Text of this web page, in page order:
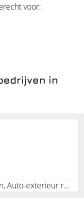
voor:
in
Auto poetsen, Auto-interieur reinigen, Auto-exterieur reinigen, Geconsigneerd auto reinigen, APK, Autobanden, Motorblok, Revisie, Autoreparatie, Inkoop en verkoop auto's